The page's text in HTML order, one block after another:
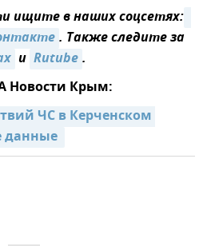
ищите в наших соцсетях:
. Также следите за
и Rutube.
Новости Крым:
ЧС в Керченском
данные